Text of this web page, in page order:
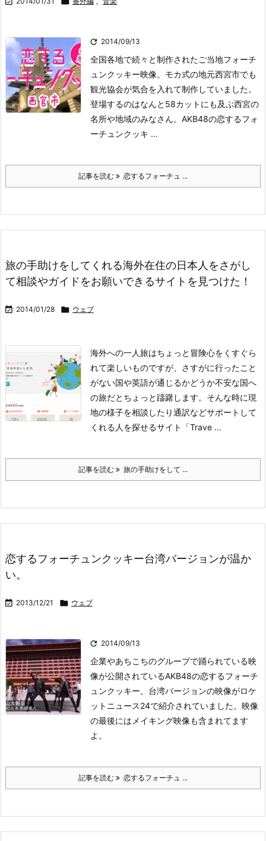
 2014/09/13
全国各地で続々と制作されたご当地フォーチ
ュンクッキー映像。モカ式の地元西宮市でも
観光協会が気合を入れて制作していました。
登場するのはなんと58カットにも及ぶ西宮の
名所や地域のみなさん。AKB48の恋するフォ
ーチュンクッキ ...
記事を読む 恋するフォーチュ ...
旅の手助けをしてくれる海外在住の日本人をさがし
て相談やガイドをお願いできるサイトを見つけた！
 2014/01/28  ウェブ
海外への一人旅はちょっと冒険心をくすぐら
れて楽しいものですが、さすがに行ったこと
がない国や英語が通じるかどうか不安な国へ
の旅だとちょっと躊躇します。そんな時に現
地の様子を相談したり通訳などサポートして
くれる人を探せるサイト「Trave ...
記事を読む 旅の手助けをして ...
恋するフォーチュンクッキー台湾バージョンが温か
い。
 2013/12/21  ウェブ
 2014/09/13
企業やあちこちのグループで踊られている映
像が公開されているAKB48の恋するフォーチ
ュンクッキー。台湾バージョンの映像がロケ
ットニュース24で紹介されていました。 映像
の最後にはメイキング映像も含まれてます
よ。
記事を読む 恋するフォーチュ ...